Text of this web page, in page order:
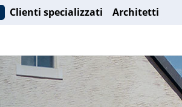
Clienti specializzati Architetti